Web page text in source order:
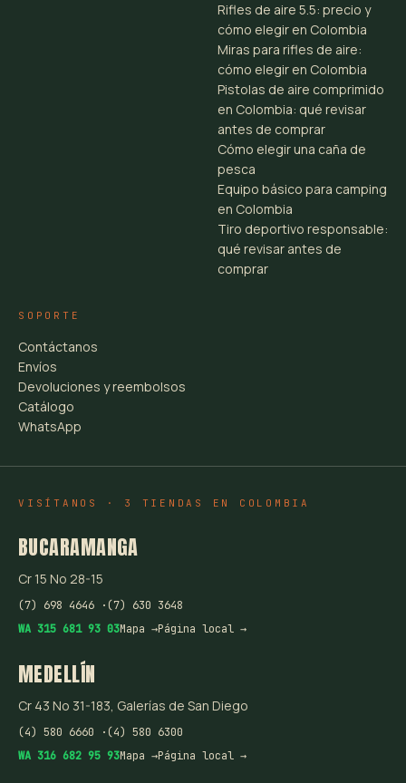
Rifles de aire 5.5: precio y
cómo elegir en Colombia
Miras para rifles de aire:
cómo elegir en Colombia
Pistolas de aire comprimido
en Colombia: qué revisar
antes de comprar
Cómo elegir una caña de
pesca
Equipo básico para camping
en Colombia
Tiro deportivo responsable:
qué revisar antes de
comprar
SOPORTE
Contáctanos
Envíos
Devoluciones y reembolsos
Catálogo
WhatsApp
VISÍTANOS · 3 TIENDAS EN COLOMBIA
BUCARAMANGA
Cr 15 No 28-15
(7) 698 4646 ·(7) 630 3648
WA 315 681 93 03Mapa →Página local →
MEDELLÍN
Cr 43 No 31-183, Galerías de San Diego
(4) 580 6660 ·(4) 580 6300
WA 316 682 95 93Mapa →Página local →